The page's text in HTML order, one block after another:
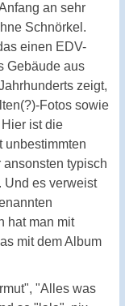
an sehr
Schnörkel.
einen EDV-
Gebäude aus
zeigt,
Fotos sowie
ist die
unbestimmten
typisch
Und es verweist
hat man mit
mit dem Album
"Alles was